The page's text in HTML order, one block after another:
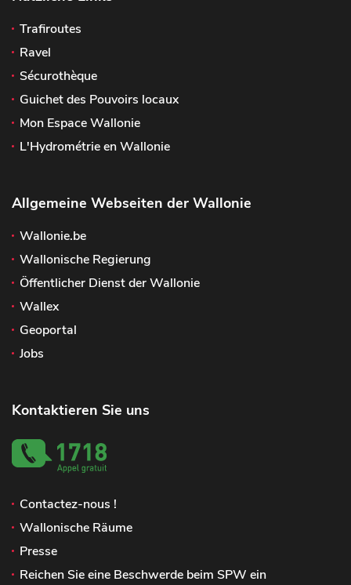
Trafiroutes
Ravel
Sécurothèque
Guichet des Pouvoirs locaux
Mon Espace Wallonie
L'Hydrométrie en Wallonie
Allgemeine Webseiten der Wallonie
Wallonie.be
Wallonische Regierung
Öffentlicher Dienst der Wallonie
Wallex
Geoportal
Jobs
Kontaktieren Sie uns
Contactez-nous !
Wallonische Räume
Presse
Reichen Sie eine Beschwerde beim SPW ein